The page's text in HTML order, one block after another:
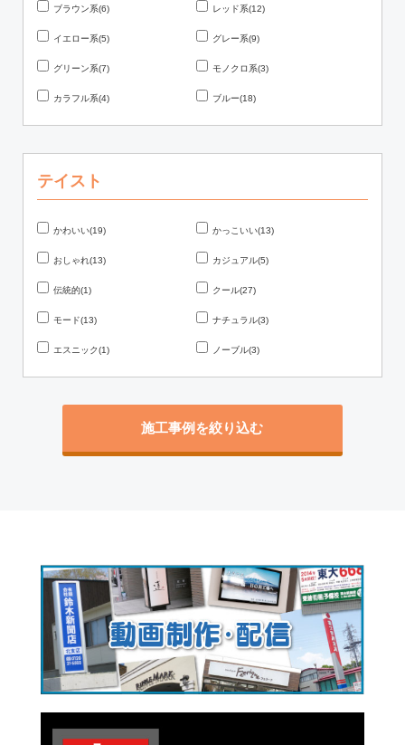
ブラウン系(6) レッド系(12)
イエロー系(5) グレー系(9)
グリーン系(7) モノクロ系(3)
カラフル系(4) ブルー(18)
テイスト
かわいい(19) かっこいい(13)
おしゃれ(13) カジュアル(5)
伝統的(1) クール(27)
モード(13) ナチュラル(3)
エスニック(1) ノーブル(3)